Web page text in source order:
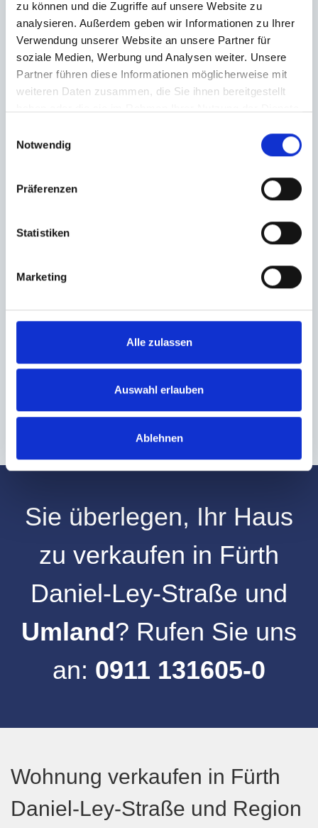
zu können und die Zugriffe auf unsere Website zu
analysieren. Außerdem geben wir Informationen zu Ihrer
Verwendung unserer Website an unsere Partner für
soziale Medien, Werbung und Analysen weiter. Unsere
Partner führen diese Informationen möglicherweise mit
weiteren Daten zusammen, die Sie ihnen bereitgestellt
Notwendig
Präferenzen
Statistiken
Marketing
Alle zulassen
Auswahl erlauben
Ablehnen
zur Kenntnis genommen. Ich stimme
Hinweis: Sie können Ihre Einwilligung jederzeit für die Zukunft per E-Mail
Sie überlegen, Ihr Haus
zu verkaufen in Fürth
Daniel-Ley-Straße und
Umland? Rufen Sie uns
an: 0911 131605-0
Wohnung verkaufen in Fürth
Daniel-Ley-Straße und Region